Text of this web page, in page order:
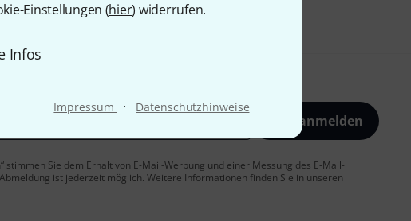
Einstellungen (hier) widerrufen.
Infos
Impressum · Datenschutzhinweise
Jetzt anmelden
stimmen Sie dem Erhalt von E-Mail-Werbung und einer Messung des E-Mail-
ist jederzeit möglich. Weitere Informationen finden Sie in unseren